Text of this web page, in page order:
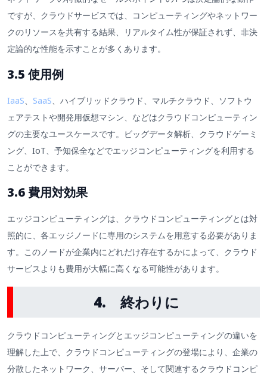
ですが、クラウドサービスでは、コンピューティングやネットワー
クのリソースを共有する結果、リアルタイム性が保証されず、非決
定論的な性能を示すことが多くあります。
3.5 使用例
IaaS SaaS 、ハイブリッドクラウド、マルチクラウド、ソフトウ
ェアテストや開発用仮想マシン、などはクラウドコンピューティン
グの主要なユースケースです。ビッグデータ解析、クラウドゲーミ
ング、IoT、予知保全などでエッジコンピューティングを利用する
ことができます。
3.6 費用対効果
エッジコンピューティングは、クラウドコンピューティングとは対
照的に、各エッジノードに専用のシステムを用意する必要がありま
す。このノードが企業内にどれだけ存在するかによって、クラウド
サービスよりも費用が大幅に高くなる可能性があります。
4. 終わりに
クラウドコンピューティングとエッジコンピューティングの違いを
理解した上で、クラウドコンピューティングの登場により、企業の
分散したネットワーク、サーバー、そして関連するクラウドコンピ